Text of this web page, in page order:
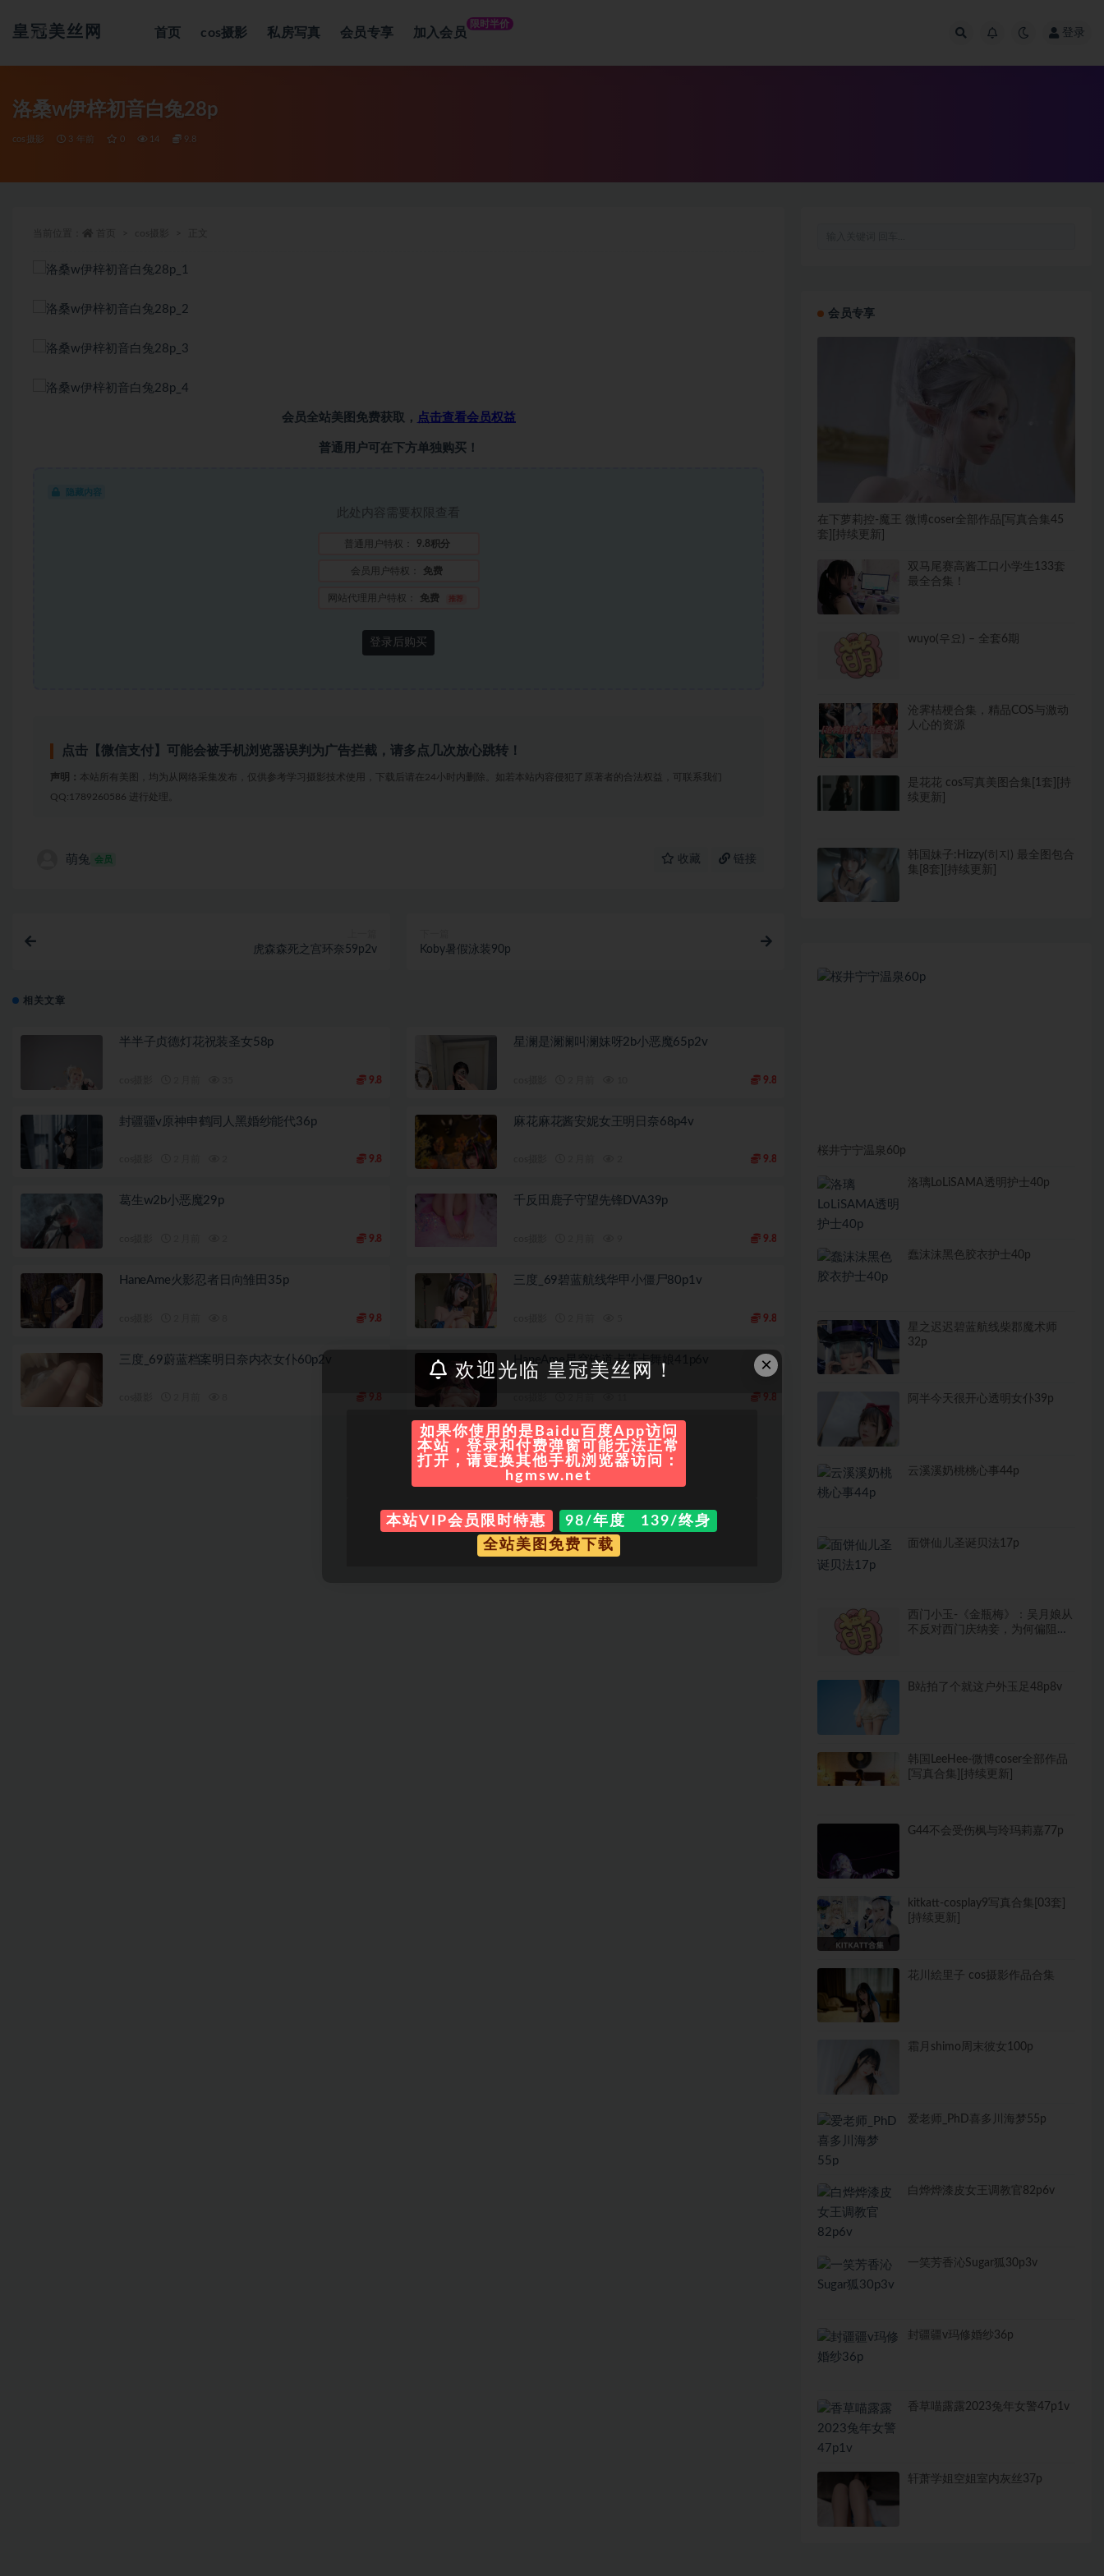
皇冠美丝网 首页 cos摄影 私房写真 会员专享 加入会员
限时半价
登录
洛桑w伊梓初音白兔28p
cos摄影 3 年前 0 14 9.8
会员全站美图免费获取， 点击查看会员权益
普通用户可在下方单独购买！
隐藏内容
此处内容需要权限查看
普通用户特权： 9.8积分
会员用户特权： 免费
网站代理用户特权： 免费 推荐
登录后购买
点击【微信支付】可能会被手机浏览器误判为广告拦截，请多点几次放心跳转！
声明： 本站所有美图，均为从网络采集发布，仅供参考学习摄影技术使用，下载后请在24小时内删除。如若本站内容侵犯了原著者的合法权益，可联系我们
QQ:1789260586 进行处理。
萌兔 会员 收藏 链接
虎森森死之宫环奈59p2v Koby暑假泳装90p
相关文章
半半子贞德灯花祝装圣女58p
9.8
星澜是澜澜叫澜妹呀2b小恶魔65p2v
9.8
封疆疆v原神申鹤同人黑婚纱能代36p
9.8
麻花麻花酱安妮女王明日奈68p4v
9.8
葛生w2b小恶魔29p
9.8
千反田鹿子守望先锋DVA39p
9.8
HaneAme火影忍者日向雏田35p
9.8
三度_69碧蓝航线华甲小僵尸80p1v
9.8
三度_69蔚蓝档案明日奈内衣女仆60p2v
9.8
HaneAme星穹铁道卡芙卡舞娘41p6v
9.8
会员专享
在下萝莉控-魔王 微博coser全部作品[写真合集45
套][持续更新]
双马尾赛高酱工口小学生133套
最全合集！
wuyo(우요) – 全套6期
沧霁桔梗合集，精品COS与激动
人心的资源
是花花 cos写真美图合集[1套][持
续更新]
韩国妹子:Hizzy(히지) 最全图包合
集[8套][持续更新]
桜井宁宁温泉60p
洛璃LoLiSAMA透明护士40p
蠢沫沫黑色胶衣护士40p
星之迟迟碧蓝航线柴郡魔术师
32p
阿半今天很开心透明女仆39p
云溪溪奶桃桃心事44p
面饼仙儿圣诞贝法17p
西门小玉-《金瓶梅》：吴月娘从
不反对西门庆纳妾，为何偏阻止
B站拍了个就这户外玉足48p8v
韩国LeeHee-微博coser全部作品
[写真合集][持续更新]
G44不会受伤枫与玲玛莉嘉77p
kitkatt-cosplay9写真合集[03套]
[持续更新]
花川絵里子 cos摄影作品合集
霜月shimo周末彼女100p
爱老师_PhD喜多川海梦55p
白烨烨漆皮女王调教官82p6v
一笑芳香沁Sugar狐30p3v
封疆疆v玛修婚纱36p
香草喵露露2023兔年女警47p1v
轩萧学姐空姐室内灰丝37p
×
欢迎光临 皇冠美丝网！
如果你使用的是Baidu百度App访问
本站，登录和付费弹窗可能无法正常
打开，请更换其他手机浏览器访问：
hgmsw.net
本站VIP会员限时特惠
98/年度 139/终身
全站美图免费下载